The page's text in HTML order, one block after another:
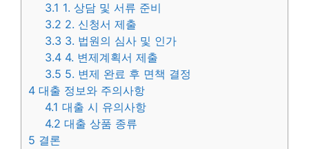
3.1 1. 상담 및 서류 준비
3.2 2. 신청서 제출
3.3 3. 법원의 심사 및 인가
3.4 4. 변제계획서 제출
3.5 5. 변제 완료 후 면책 결정
4 대출 정보와 주의사항
4.1 대출 시 유의사항
4.2 대출 상품 종류
5 결론